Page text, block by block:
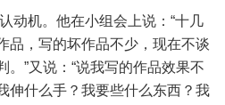
机。他在小组会上说：“十几
品，写的坏作品不少，现在不谈
”又说：“说我写的作品效果不
伸什么手？我要些什么东西？我